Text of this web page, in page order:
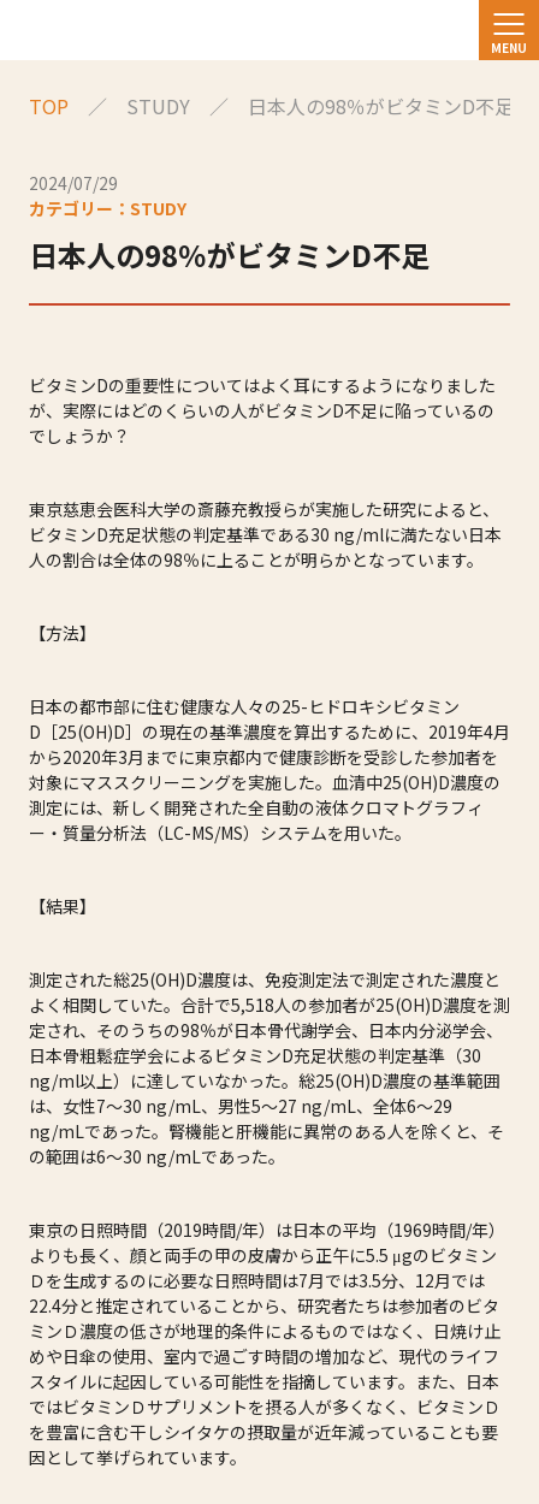
TOP STUDY 日本人の98％がビタミンD不足
2024/07/29
カテゴリー：STUDY
日本人の98％がビタミンD不足
ビタミンDの重要性についてはよく耳にするようになりました
が、実際にはどのくらいの人がビタミンD不足に陥っているの
でしょうか？
東京慈恵会医科大学の斎藤充教授らが実施した研究によると、
ビタミンD充足状態の判定基準である30 ng/mlに満たない日本
人の割合は全体の98％に上ることが明らかとなっています。
【方法】
日本の都市部に住む健康な人々の25-ヒドロキシビタミン
D［25(OH)D］の現在の基準濃度を算出するために、2019年4月
から2020年3月までに東京都内で健康診断を受診した参加者を
対象にマススクリーニングを実施した。血清中25(OH)D濃度の
測定には、新しく開発された全自動の液体クロマトグラフィ
ー・質量分析法（LC-MS/MS）システムを用いた。
【結果】
測定された総25(OH)D濃度は、免疫測定法で測定された濃度と
よく相関していた。合計で5,518人の参加者が25(OH)D濃度を測
定され、そのうちの98％が日本骨代謝学会、日本内分泌学会、
日本骨粗鬆症学会によるビタミンD充足状態の判定基準（30
ng/ml以上）に達していなかった。総25(OH)D濃度の基準範囲
は、女性7～30 ng/mL、男性5～27 ng/mL、全体6～29
ng/mLであった。腎機能と肝機能に異常のある人を除くと、そ
の範囲は6～30 ng/mLであった。
東京の日照時間（2019時間/年）は日本の平均（1969時間/年）
よりも長く、顔と両手の甲の皮膚から正午に5.5 μgのビタミン
Ｄを生成するのに必要な日照時間は7月では3.5分、12月では
22.4分と推定されていることから、研究者たちは参加者のビタ
ミンＤ濃度の低さが地理的条件によるものではなく、日焼け止
めや日傘の使用、室内で過ごす時間の増加など、現代のライフ
スタイルに起因している可能性を指摘しています。また、日本
ではビタミンＤサプリメントを摂る人が多くなく、ビタミンＤ
を豊富に含む干しシイタケの摂取量が近年減っていることも要
因として挙げられています。